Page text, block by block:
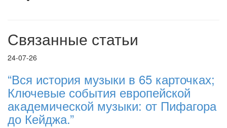
Связанные статьи
24-07-26
“Вся история музыки в 65 карточках;
Ключевые события европейской
академической музыки: от Пифагора
до Кейджа.”